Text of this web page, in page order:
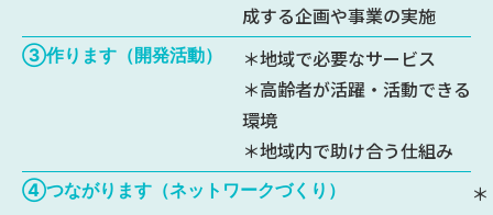
成する企画や事業の実施
③作ります（開発活動）
＊地域で必要なサービス
＊高齢者が活躍・活動できる
環境
＊地域内で助け合う仕組み
④つながります（ネットワークづくり）
＊